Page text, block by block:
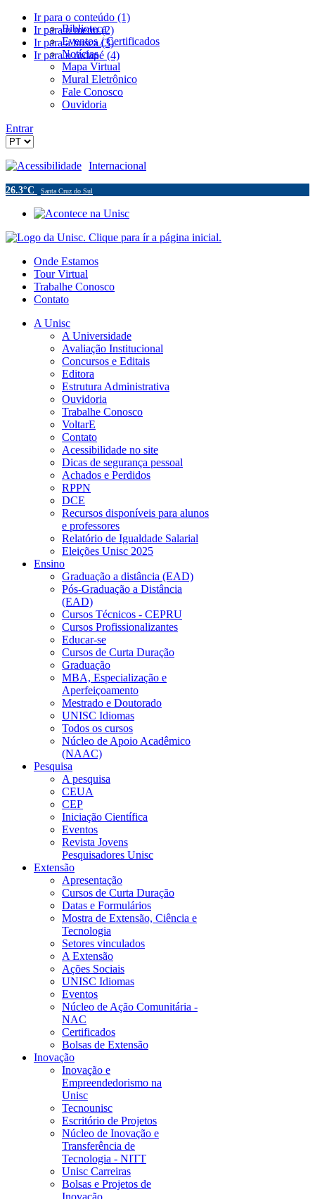
Ir para o conteúdo (1)
Ir para o menu (2)
Ir para a busca (3)
Ir para o rodapé (4)
Biblioteca
Eventos / Certificados
Notícias
Mapa Virtual
Mural Eletrônico
Fale Conosco
Ouvidoria
Entrar
Acessibilidade Internacional
26.3°C Santa Cruz do Sul
Onde Estamos
Tour Virtual
Trabalhe Conosco
Contato
A Unisc
A Universidade
Avaliação Institucional
Concursos e Editais
Editora
Estrutura Administrativa
Ouvidoria
Trabalhe Conosco
VoltarE
Contato
Acessibilidade no site
Dicas de segurança pessoal
Achados e Perdidos
RPPN
DCE
Recursos disponíveis para alunos
e professores
Relatório de Igualdade Salarial
Eleições Unisc 2025
Ensino
Graduação a distância (EAD)
Pós-Graduação a Distância
(EAD)
Cursos Técnicos - CEPRU
Cursos Profissionalizantes
Educar-se
Cursos de Curta Duração
Graduação
MBA, Especialização e
Aperfeiçoamento
Mestrado e Doutorado
UNISC Idiomas
Todos os cursos
Núcleo de Apoio Acadêmico
(NAAC)
Pesquisa
A pesquisa
CEUA
CEP
Iniciação Científica
Eventos
Revista Jovens
Pesquisadores Unisc
Extensão
Apresentação
Cursos de Curta Duração
Datas e Formulários
Mostra de Extensão, Ciência e
Tecnologia
Setores vinculados
A Extensão
Ações Sociais
UNISC Idiomas
Eventos
Núcleo de Ação Comunitária -
NAC
Certificados
Bolsas de Extensão
Inovação
Inovação e
Empreendedorismo na
Unisc
Tecnounisc
Escritório de Projetos
Núcleo de Inovação e
Transferência de
Tecnologia - NITT
Unisc Carreiras
Bolsas e Projetos de
Inovação